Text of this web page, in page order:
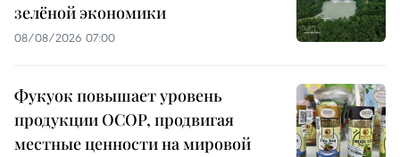
зелёной экономики
08/08/2026 07:00
Фукуок повышает уровень
продукции OCOP, продвигая
местные ценности на мировой